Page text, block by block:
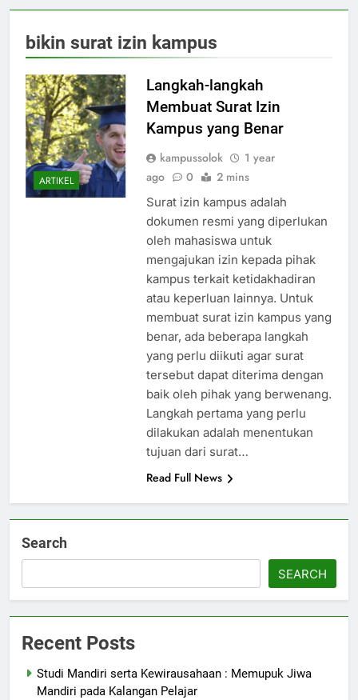
bikin surat izin kampus
ARTIKEL
Langkah-langkah
Membuat Surat Izin
Kampus yang Benar
kampussolok
1 year
ago
0 2 mins
Surat izin kampus adalah
dokumen resmi yang diperlukan
oleh mahasiswa untuk
mengajukan izin kepada pihak
kampus terkait ketidakhadiran
atau keperluan lainnya. Untuk
membuat surat izin kampus yang
benar, ada beberapa langkah
yang perlu diikuti agar surat
tersebut dapat diterima dengan
baik oleh pihak yang berwenang.
Langkah pertama yang perlu
dilakukan adalah menentukan
tujuan dari surat…
Read Full News
Search
SEARCH
Recent Posts
Studi Mandiri serta Kewirausahaan : Memupuk Jiwa
Mandiri pada Kalangan Pelajar